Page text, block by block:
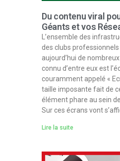
Du contenu viral
Géants et vos
L’ensemble des
des clubs
aujourd’hui de
connu d’entre eux est
couramment appelé «
taille imposante fait de
élément phare au sein
Sur ces écrans vont
Lire la suite